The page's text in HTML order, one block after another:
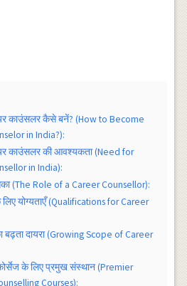
काउंसलर कैसे बनें? (How to Become
in India?):
काउंसलर की आवश्यकता (Need for
in India):
(The Role of a Career Counsellor):
योग्यताएँ (Qualifications for Career
बढ़ता दायरा (Growing Scope of Career
के लिए प्रमुख संस्थान (Premier
Courses):